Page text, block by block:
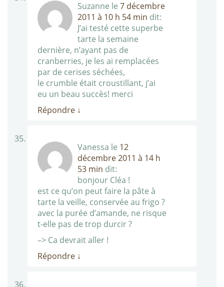
Suzanne le 7 décembre
2011 à 10 h 54 min dit:
J’ai testé cette superbe
tarte la semaine
dernière, n’ayant pas de
cranberries, je les ai remplacées
par de cerises séchées,
le crumble était croustillant, j’ai
eu un beau succès! merci
Répondre ↓
Vanessa le 12
décembre 2011 à 14 h
53 min dit:
bonjour Cléa !
est ce qu’on peut faire la pâte à
tarte la veille, conservée au frigo ?
avec la purée d’amande, ne risque
t-elle pas de trop durcir ?
–> Ca devrait aller !
Répondre ↓